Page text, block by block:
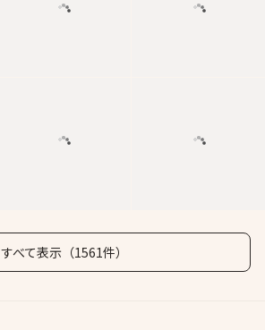
すべて表示（1561件）